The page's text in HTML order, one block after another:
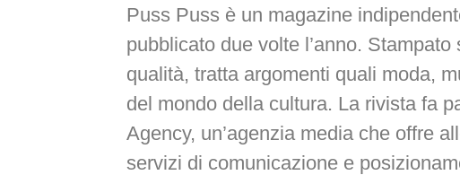
Puss Puss è un magazine
pubblicato due volte l’anno. Stampato
qualità, tratta argomenti quali moda,
del mondo della cultura. La rivista fa
Agency, un’agenzia media che offre
servizi di comunicazione e